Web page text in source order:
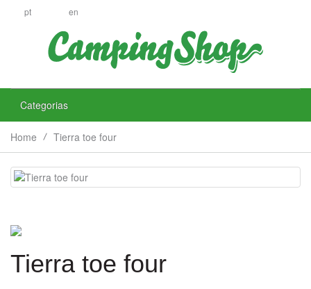
pt en
Categorias
Home Tierra toe four
Tierra toe four